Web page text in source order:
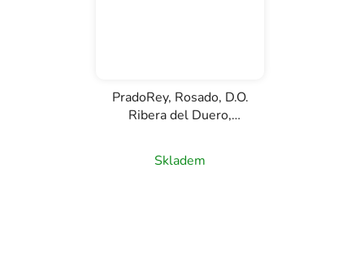
PradoRey, Rosado, D.O.
Ribera del Duero,
Skladem